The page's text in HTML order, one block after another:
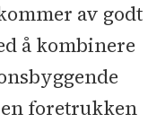
av godt
å kombinere
foretrukken